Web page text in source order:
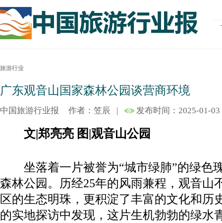
旅游行业
广东观音山国家森林公园谈营商环境
中国旅游行业报 作者：笠辰 | 发布时间：2025-01-03
文|郑亮亮 图|观音山公园
坐落着一片被誉为“城市绿肺”的绿色
森林公园。历经25年的风雨兼程，观音山
区的生态明珠，更积淀了丰富的文化和历
的实地探访中发现，这片生机勃勃的绿水